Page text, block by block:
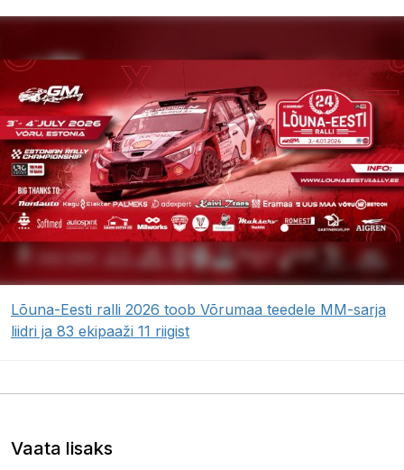
Lõuna-Eesti ralli 2026 toob Võrumaa teedele MM-sarja
liidri ja 83 ekipaaži 11 riigist
Vaata lisaks